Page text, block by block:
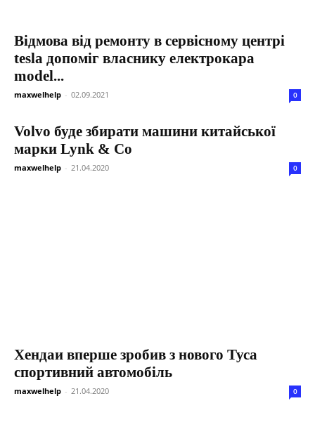
Відмова від ремонту в сервісному центрі
tesla допоміг власнику електрокара
model...
maxwelhelp - 02.09.2021 0
Volvo буде збирати машини китайської
марки Lynk & Co
maxwelhelp - 21.04.2020 0
Хендаи вперше зробив з нового Туса
спортивний автомобіль
maxwelhelp - 21.04.2020 0